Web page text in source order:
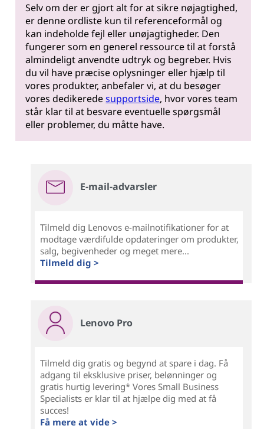
Selv om der er gjort alt for at sikre nøjagtighed,
er denne ordliste kun til referenceformål og
kan indeholde fejl eller unøjagtigheder. Den
fungerer som en generel ressource til at forstå
almindeligt anvendte udtryk og begreber. Hvis
du vil have præcise oplysninger eller hjælp til
vores produkter, anbefaler vi, at du besøger
vores dedikeredesupportside, hvor vores team
står klar til at besvare eventuelle spørgsmål
eller problemer, du måtte have.
E-mail-advarsler
Tilmeld dig Lenovos e-mailnotifikationer for at
modtage værdifulde opdateringer om produkter,
salg, begivenheder og meget mere...
Tilmeld dig >
Lenovo Pro
Tilmeld dig gratis og begynd at spare i dag. Få
adgang til eksklusive priser, belønninger og
gratis hurtig levering* Vores Small Business
Specialists er klar til at hjælpe dig med at få
succes!
Få mere at vide >